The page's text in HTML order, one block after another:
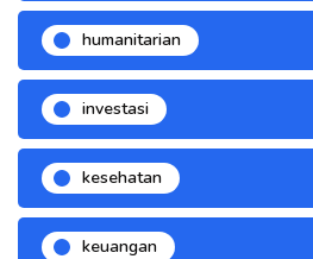
humanitarian
investasi
kesehatan
keuangan